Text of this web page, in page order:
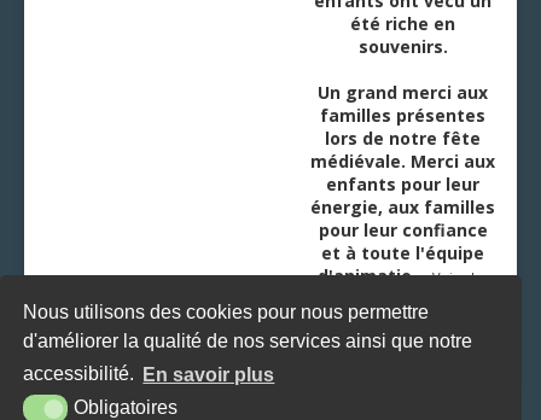
Nous utilisons des cookies pour nous permettre
d'améliorer la qualité de nos services ainsi que notre
accessibilité.
En savoir plus
Obligatoires
été riche en
souvenirs.
Un grand merci aux
familles présentes
lors de notre fête
médiévale. Merci aux
enfants pour leur
énergie, aux familles
pour leur confiance
et à toute l'équipe
d'animatio ...Voir plus